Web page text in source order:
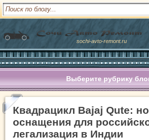
sochi-avto-remont.ru
Выберите рубрику
Квадрацикл Bajaj Qute:
оснащения для
легализация в Индии